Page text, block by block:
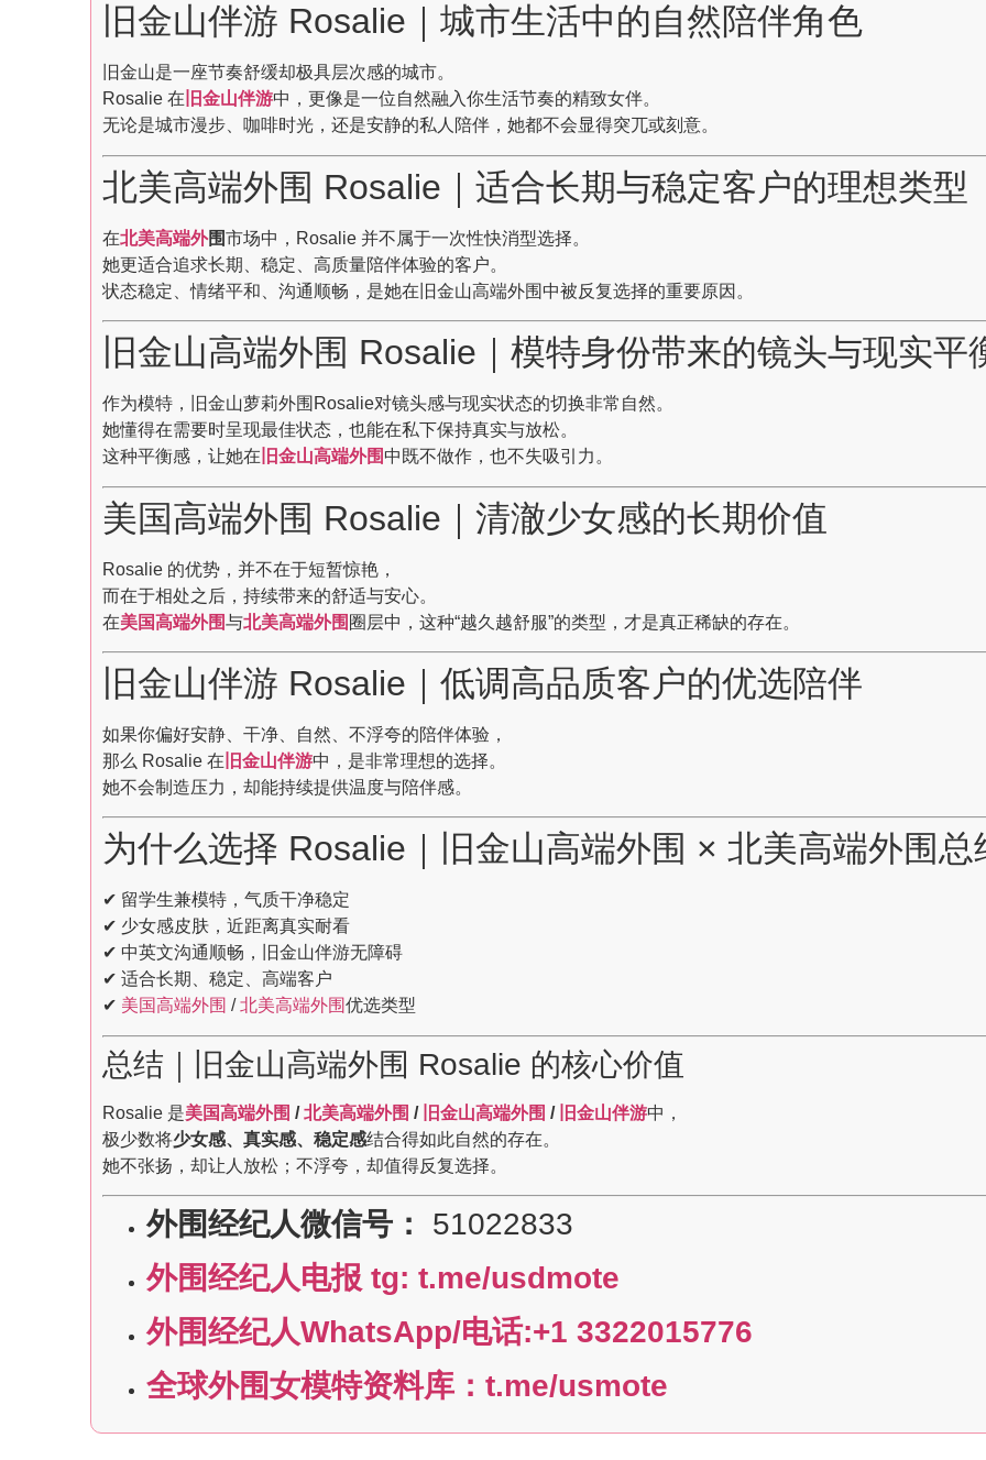
旧金山伴游 Rosalie｜城市生活中的自然陪伴角色
旧金山是一座节奏舒缓却极具层次感的城市。
Rosalie 在 旧金山伴游中，更像是一位自然融入你生活节奏的精致女伴。
无论是城市漫步、咖啡时光，还是安静的私人陪伴，她都不会显得突兀或刻意。
北美高端外围 Rosalie｜适合长期与稳定客户的理想类型
在北美高端外围市场中，Rosalie 并不属于一次性快消型选择。
她更适合追求长期、稳定、高质量陪伴体验的客户。
状态稳定、情绪平和、沟通顺畅，是她在旧金山高端外围中被反复选择的重要原因。
旧金山高端外围 Rosalie｜模特身份带来的镜头与现实平
作为模特，旧金山萝莉外围Rosalie对镜头感与现实状态的切换非常自然。
她懂得在需要时呈现最佳状态，也能在私下保持真实与放松。
这种平衡感，让她在 旧金山高端外围 中既不做作，也不失吸引力。
美国高端外围 Rosalie｜清澈少女感的长期价值
Rosalie 的优势，并不在于短暂惊艳，
而在于相处之后，持续带来的舒适与安心。
在美国高端外围与北美高端外围 圈层中，这种“越久越舒服”的类型，才是真正稀缺的存在。
旧金山伴游 Rosalie｜低调高品质客户的优选陪伴
如果你偏好安静、干净、自然、不浮夸的陪伴体验，
那么 Rosalie 在 旧金山伴游中，是非常理想的选择。
她不会制造压力，却能持续提供温度与陪伴感。
为什么选择 Rosalie｜旧金山高端外围 × 北美高端外围总
✔ 留学生兼模特，气质干净稳定
✔ 少女感皮肤，近距离真实耐看
✔ 中英文沟通顺畅，旧金山伴游无障碍
✔ 适合长期、稳定、高端客户
✔ 美国高端外围 /北美高端外围优选类型
总结｜旧金山高端外围 Rosalie 的核心价值
Rosalie 是美国高端外围 /北美高端外围 / 旧金山高端外围 / 旧金山伴游中，
极少数将少女感、真实感、稳定感结合得如此自然的存在。
她不张扬，却让人放松；不浮夸，却值得反复选择。
外围经纪人微信号：
51022833
外围经纪人电报 tg: t.me/usdmote
外围经纪人WhatsApp/电话:+1 3322015776
全球外围女模特资料库：t.me/usmote